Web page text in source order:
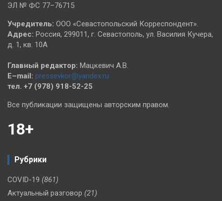
ЭЛ № ФС 77–76715
Учредитель: ООО «Севастопольский Корреспондент».
Адрес: Россия, 299011, г. Севастополь, ул. Василия Кучера,
д. 1, кв. 10А
Главный редактор: Мацкевич А.В.
E–mail: pressevkor@yandex.ru
тел. +7 (978) 918-52-25
Все публикации защищены авторским правом.
18+
Рубрики
COVID-19 (861)
Актуальный разговор (21)